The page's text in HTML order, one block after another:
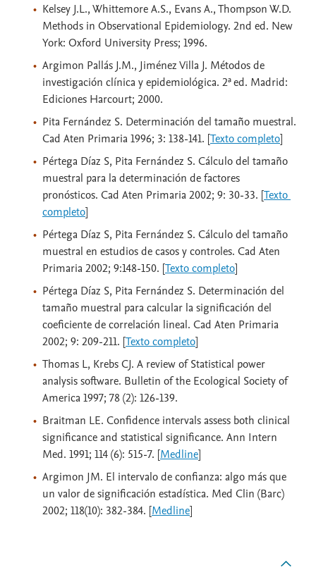
Kelsey J.L., Whittemore A.S., Evans A., Thompson W.D.
Methods in Observational Epidemiology. 2nd ed. New
York: Oxford University Press; 1996.
Argimon Pallás J.M., Jiménez Villa J. Métodos de
investigación clínica y epidemiológica. 2ª ed. Madrid:
Ediciones Harcourt; 2000.
Pita Fernández S. Determinación del tamaño muestral.
Cad Aten Primaria 1996; 3: 138-141. [Texto completo]
Pértega Díaz S, Pita Fernández S. Cálculo del tamaño
muestral para la determinación de factores
pronósticos. Cad Aten Primaria 2002; 9: 30-33. [Texto
completo]
Pértega Díaz S, Pita Fernández S. Cálculo del tamaño
muestral en estudios de casos y controles. Cad Aten
Primaria 2002; 9:148-150. [Texto completo]
Pértega Díaz S, Pita Fernández S. Determinación del
tamaño muestral para calcular la significación del
coeficiente de correlación lineal. Cad Aten Primaria
2002; 9: 209-211. [Texto completo]
Thomas L, Krebs CJ. A review of Statistical power
analysis software. Bulletin of the Ecological Society of
America 1997; 78 (2): 126-139.
Braitman LE. Confidence intervals assess both clinical
significance and statistical significance. Ann Intern
Med. 1991; 114 (6): 515-7. [Medline]
Argimon JM. El intervalo de confianza: algo más que
un valor de significación estadística. Med Clin (Barc)
2002; 118(10): 382-384. [Medline]